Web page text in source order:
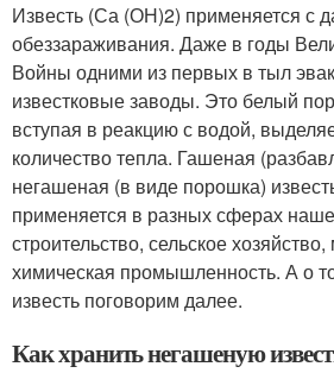
Известь (Са (ОН)2) применяется с
обеззараживания. Даже в годы
Войны одними из первых в тыл
известковые заводы. Это белый
вступая в реакцию с водой,
количество тепла. Гашеная
негашеная (в виде порошка)
применяется в разных сферах
строительство, сельское
химическая промышленность. А о
известь поговорим далее.
Как хранить негашеную